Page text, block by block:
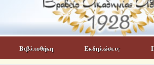
Βιβλιοθήκη Εκδηλώσεις